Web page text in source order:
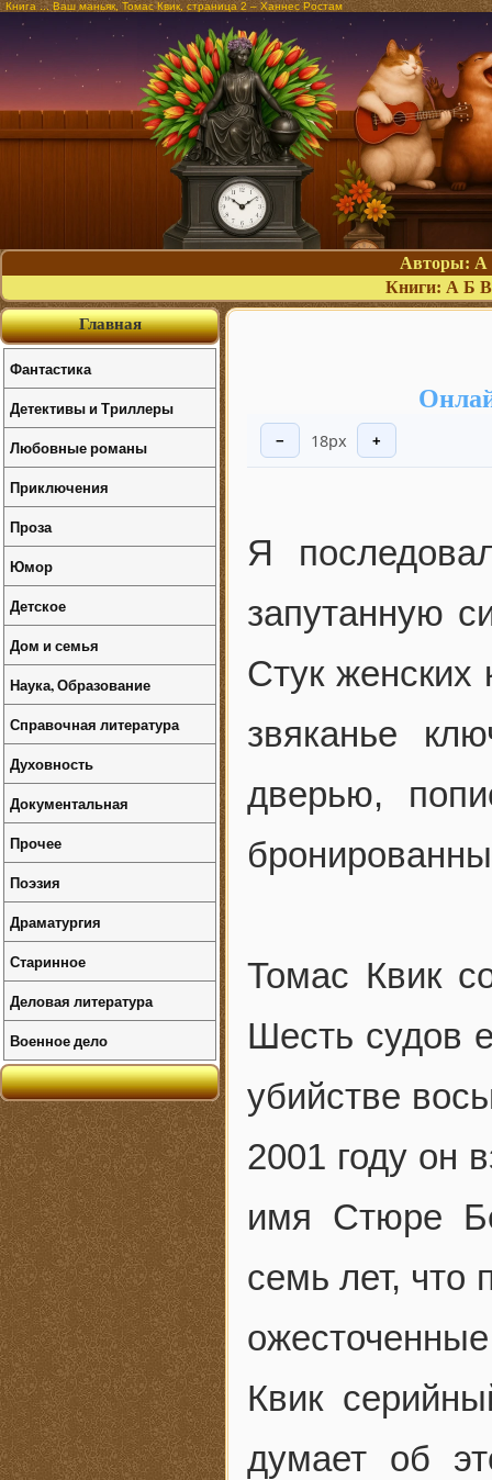
Книга ... Ваш маньяк, Томас Квик, страница 2 – Ханнес Ростам
Авторы: А
Книги: А Б В
− 18px +
Я
запутанную
Стук женских
звяканье
дверью,
Томас Квик
Шесть судов
убийстве
2001 году он
имя Стюре
семь лет, что
Квик
думает об
Главная
Фантастика
Детективы и Триллеры
Любовные романы
Приключения
Проза
Юмор
Детское
Дом и семья
Наука, Образование
Справочная литература
Духовность
Документальная
Прочее
Поэзия
Драматургия
Старинное
Деловая литература
Военное дело